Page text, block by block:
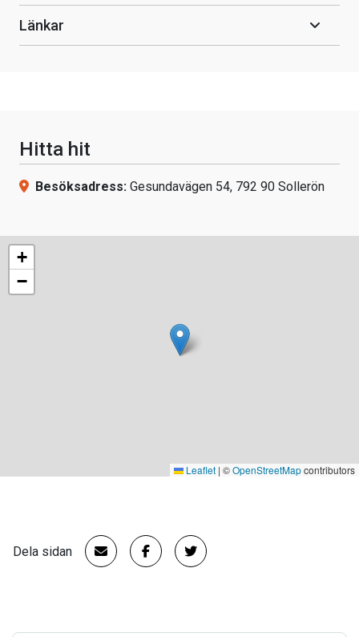
Länkar
Hitta hit
Besöksadress: Gesundavägen 54, 792 90 Sollerön
+
−
Leaflet | ©OpenStreetMapcontributors
Dela sidan